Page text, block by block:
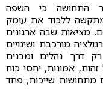
התחושה כי השפה
ללכוד את עומק
מציאות שבה ארגונים
מורכבת ושינויים
דרך נהלים ומבנים
אמונות, יחסי כוח
מתחושות שייכות, פחד